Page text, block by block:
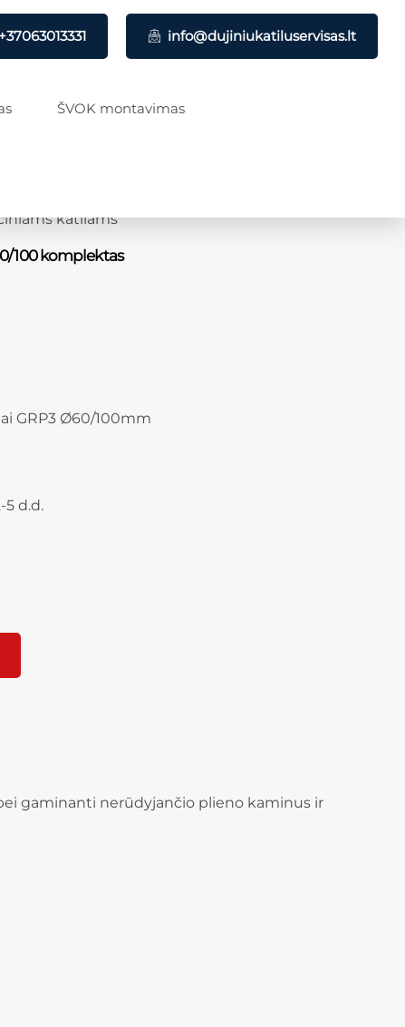
+37063013331 info@dujiniukatiluservisas.lt
ŠVOK montavimas
katilams
100 komplektas
GRP3 Ø60/100mm
5 d.d.
gaminanti nerūdyjančio plieno kaminus ir